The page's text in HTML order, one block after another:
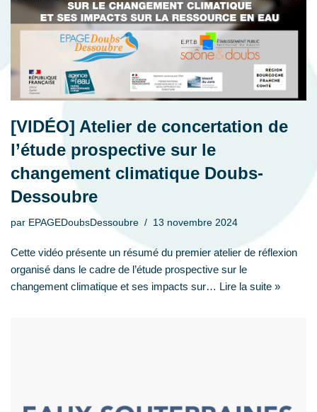
[VIDÉO] Atelier de concertation de
l’étude prospective sur le
changement climatique Doubs-
Dessoubre
par EPAGEDoubsDessoubre 13 novembre 2024
Cette vidéo présente un résumé du premier atelier de réflexion
organisé dans le cadre de l’étude prospective sur le
changement climatique et ses impacts sur… Lire la suite »